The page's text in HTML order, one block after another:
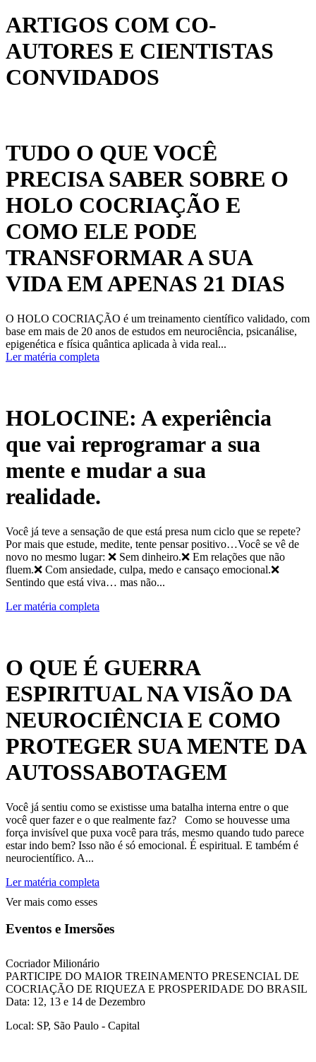
ARTIGOS COM CO-
AUTORES E CIENTISTAS
CONVIDADOS
TUDO O QUE VOCÊ
PRECISA SABER SOBRE O
HOLO COCRIAÇÃO E
COMO ELE PODE
TRANSFORMAR A SUA
VIDA EM APENAS 21 DIAS
O HOLO COCRIAÇÃO é um treinamento científico validado, com
base em mais de 20 anos de estudos em neurociência, psicanálise,
epigenética e física quântica aplicada à vida real...
Ler matéria completa
HOLOCINE: A experiência
que vai reprogramar a sua
mente e mudar a sua
realidade.
Você já teve a sensação de que está presa num ciclo que se repete?
Por mais que estude, medite, tente pensar positivo…Você se vê de
novo no mesmo lugar: ❌ Sem dinheiro.❌ Em relações que não
fluem.❌ Com ansiedade, culpa, medo e cansaço emocional.❌
Sentindo que está viva… mas não...
Ler matéria completa
O QUE É GUERRA
ESPIRITUAL NA VISÃO DA
NEUROCIÊNCIA E COMO
PROTEGER SUA MENTE DA
AUTOSSABOTAGEM
Você já sentiu como se existisse uma batalha interna entre o que
você quer fazer e o que realmente faz? Como se houvesse uma
força invisível que puxa você para trás, mesmo quando tudo parece
estar indo bem? Isso não é só emocional. É espiritual. E também é
neurocientífico. A...
Ler matéria completa
Ver mais como esses
Eventos e Imersões
Cocriador Milionário
PARTICIPE DO MAIOR TREINAMENTO PRESENCIAL DE
COCRIAÇÃO DE RIQUEZA E PROSPERIDADE DO BRASIL
Data: 12, 13 e 14 de Dezembro
Local: SP, São Paulo - Capital